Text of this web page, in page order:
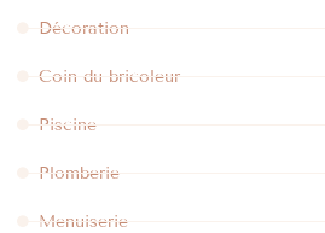
Décoration
Coin du bricoleur
Piscine
Plomberie
Menuiserie